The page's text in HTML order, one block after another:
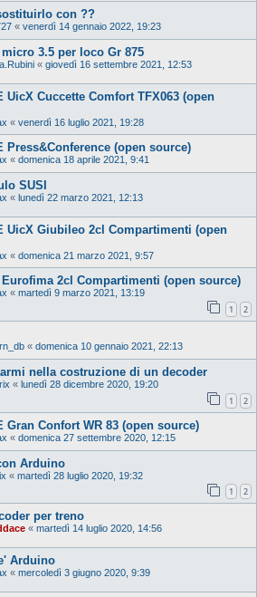
con ??
« venerdì 14 gennaio 2022, 19:23
3.5 per loco Gr 875
« giovedì 16 settembre 2021, 12:53
UicX Cuccette Comfort TFX063 (open
« venerdì 16 luglio 2021, 19:28
Press&Conference (open source)
« domenica 18 aprile 2021, 9:41
SUSI
« lunedì 22 marzo 2021, 12:13
UicX Giubileo 2cl Compartimenti (open
« domenica 21 marzo 2021, 9:57
Eurofima 2cl Compartimenti (open source)
« martedì 9 marzo 2021, 13:19
1 2
« domenica 10 gennaio 2021, 22:13
nella costruzione di un decoder
« lunedì 28 dicembre 2020, 19:20
1 2
Confort WR 83 (open source)
« domenica 27 settembre 2020, 12:15
Arduino
« martedì 28 luglio 2020, 19:32
1 2
per treno
« martedì 14 luglio 2020, 14:56
Arduino
« mercoledì 3 giugno 2020, 9:39